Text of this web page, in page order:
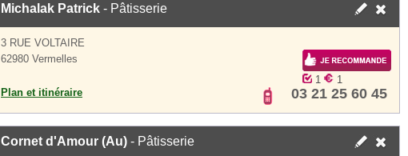
Michalak Patrick - Pâtisserie
3 RUE VOLTAIRE
62980 Vermelles
1
1
Plan et itinéraire
03 21 25 60 45
Cornet d'Amour (Au) - Pâtisserie